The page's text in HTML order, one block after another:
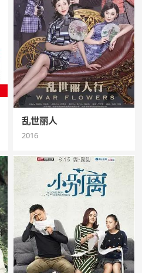
乱世丽人
2016